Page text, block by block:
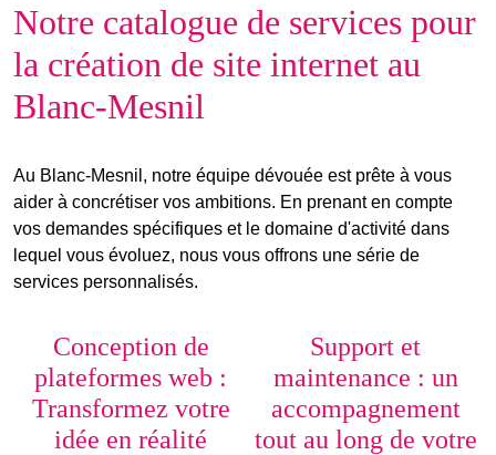
Notre catalogue de services pour
la création de site internet au
Blanc-Mesnil
Au Blanc-Mesnil, notre équipe dévouée est prête à vous
aider à concrétiser vos ambitions. En prenant en compte
vos demandes spécifiques et le domaine d'activité dans
lequel vous évoluez, nous vous offrons une série de
services personnalisés.
Conception de
plateformes web :
Transformez votre
idée en réalité
Support et
maintenance : un
accompagnement
tout au long de votre